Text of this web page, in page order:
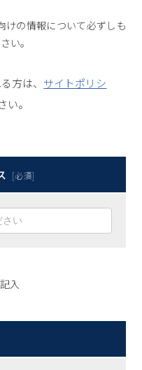
けの情報について必ずしも
い。
方は、 サイトポリシ
。
[必須]
入